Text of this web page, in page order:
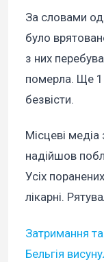
За словами
було
з них
померла. Ще
безвісти.
Місцеві
надійшов
Усіх
лікарні.
Затримання
Бельгія